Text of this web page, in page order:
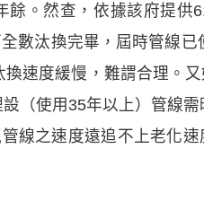
。然查，依據該府提供
數汰換完畢，屆時管線
速度緩慢，難謂合理。
（使用35年以上）管線需
線之速度遠追不上老化速